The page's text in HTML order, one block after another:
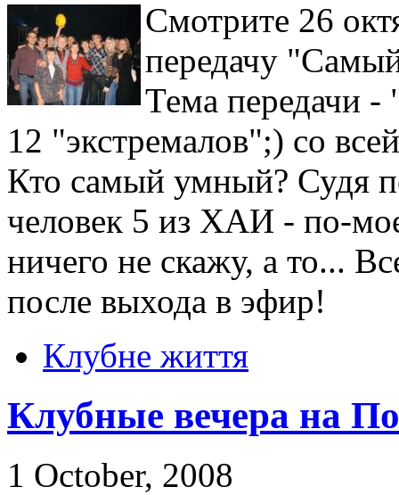
Смотрите 26
передачу
Тема передачи
12 "экстремалов";) со
Кто самый умный? Судя
человек 5 из ХАИ - по-
ничего не скажу, а то...
после выхода в эфир!
Клубне життя
Клубные вечера на
1 October, 2008